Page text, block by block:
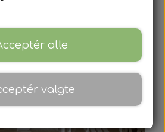
Blog
Om
alle
valgte